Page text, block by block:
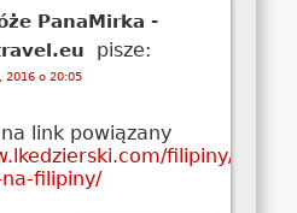
PanaMirka -
pisze:
2016 o 20:05
link powiązany
filipiny/nadia-
filipiny/